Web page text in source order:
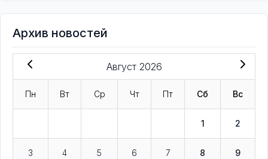
Архив новостей
Август 2026
Пн Вт Ср Чт Пт Сб Вс
1 2
3 4 5 6 7 8 9